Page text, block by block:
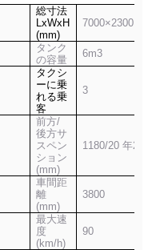
総寸法
LxWxH
(mm)
7000×2300×2
タンク
の容量
6m3
タクシ
ーに乗
れる乗
客
3
前方/
後方サ
スペン
ション
(mm)
1180/20 年20
車間距
離
(mm)
3800
最大速
度
(km/h)
90